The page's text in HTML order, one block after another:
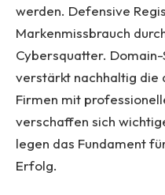
werden. Defensive
Markenmissbrauch
Cybersquatter.
verstärkt nachhaltig die
Firmen mit
verschaffen sich
legen das Fundament
Erfolg.